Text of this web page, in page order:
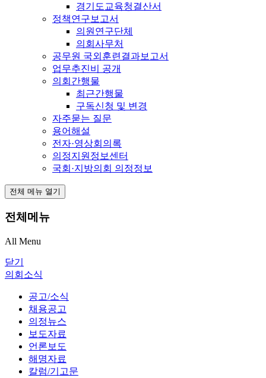
경기도교육청결산서
정책연구보고서
의원연구단체
의회사무처
공무원 국외훈련결과보고서
업무추진비 공개
의회간행물
최근간행물
구독신청 및 변경
자주묻는 질문
용어해설
전자·영상회의록
의정지원정보센터
국회·지방의회 의정정보
전체 메뉴 열기
전체메뉴
All Menu
닫기
의회소식
공고/소식
채용공고
의정뉴스
보도자료
언론보도
해명자료
칼럼/기고문